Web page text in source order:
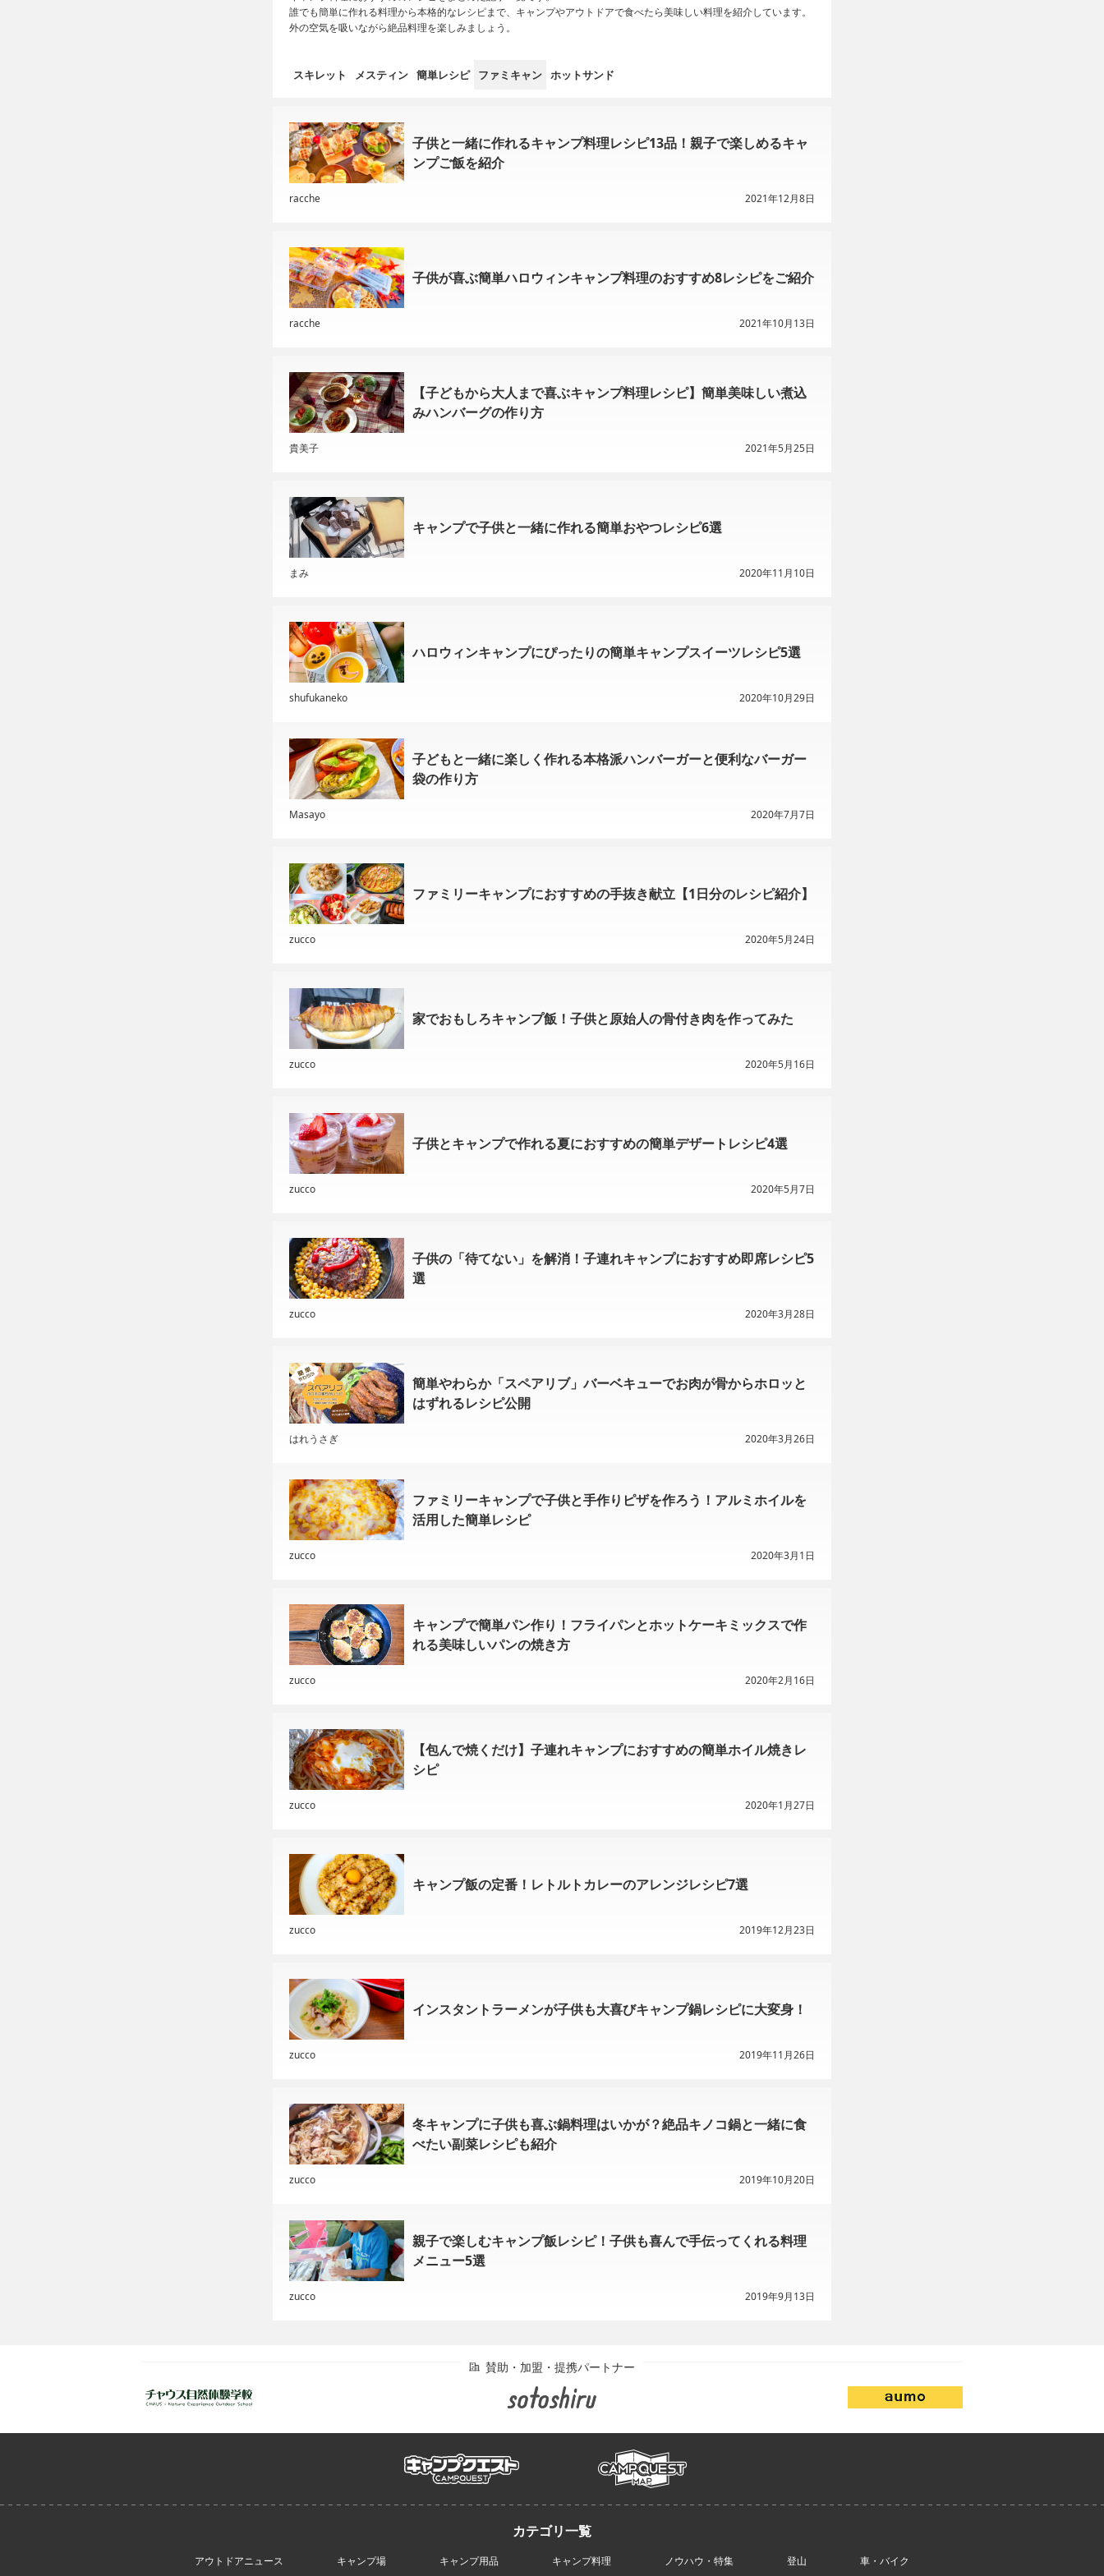
誰でも簡単に作れる料理から本格的なレシピまで、キャンプやアウトドアで食べたら美味しい料理を紹介しています。
外の空気を吸いながら絶品料理を楽しみましょう。
スキレット メスティン 簡単レシピ ファミキャン ホットサンド
子供と一緒に作れるキャンプ料理レシピ13品！親子で楽しめるキャ
ンプご飯を紹介
racche 2021年12月8日
子供が喜ぶ簡単ハロウィンキャンプ料理のおすすめ8レシピをご紹介
racche 2021年10月13日
【子どもから大人まで喜ぶキャンプ料理レシピ】簡単美味しい煮込
みハンバーグの作り方
貴美子 2021年5月25日
キャンプで子供と一緒に作れる簡単おやつレシピ6選
まみ 2020年11月10日
ハロウィンキャンプにぴったりの簡単キャンプスイーツレシピ5選
shufukaneko 2020年10月29日
子どもと一緒に楽しく作れる本格派ハンバーガーと便利なバーガー
袋の作り方
Masayo 2020年7月7日
ファミリーキャンプにおすすめの手抜き献立【1日分のレシピ紹介】
zucco 2020年5月24日
家でおもしろキャンプ飯！子供と原始人の骨付き肉を作ってみた
zucco 2020年5月16日
子供とキャンプで作れる夏におすすめの簡単デザートレシピ4選
zucco 2020年5月7日
子供の「待てない」を解消！子連れキャンプにおすすめ即席レシピ5
選
zucco 2020年3月28日
簡単やわらか「スペアリブ」バーベキューでお肉が骨からホロッと
はずれるレシピ公開
はれうさぎ 2020年3月26日
ファミリーキャンプで子供と手作りピザを作ろう！アルミホイルを
活用した簡単レシピ
zucco 2020年3月1日
キャンプで簡単パン作り！フライパンとホットケーキミックスで作
れる美味しいパンの焼き方
zucco 2020年2月16日
【包んで焼くだけ】子連れキャンプにおすすめの簡単ホイル焼きレ
シピ
zucco 2020年1月27日
キャンプ飯の定番！レトルトカレーのアレンジレシピ7選
zucco 2019年12月23日
インスタントラーメンが子供も大喜びキャンプ鍋レシピに大変身！
zucco 2019年11月26日
冬キャンプに子供も喜ぶ鍋料理はいかが？絶品キノコ鍋と一緒に食
べたい副菜レシピも紹介
zucco 2019年10月20日
親子で楽しむキャンプ飯レシピ！子供も喜んで手伝ってくれる料理
メニュー5選
zucco 2019年9月13日
campquest campmap
アウトドアニュース キャンプ場 キャンプ用品 キャンプ料理 ノウハウ・特集 登山 車・バイク